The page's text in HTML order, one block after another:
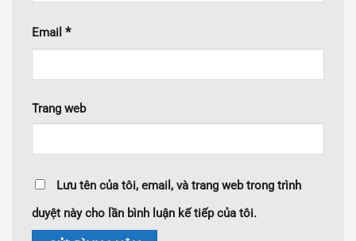
Email *
Trang web
Lưu tên của tôi, email, và trang web trong trình
duyệt này cho lần bình luận kế tiếp của tôi.